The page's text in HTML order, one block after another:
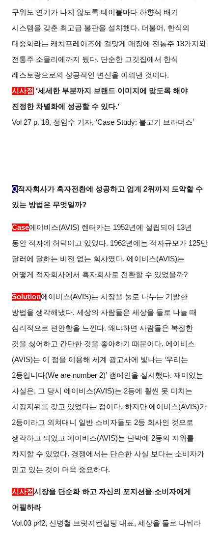
구워도 연기가 나지 않도록 테이블마다 하향식 배기
시스템을 갖춘 최고급 불판을 설치했다. 더불어, 한식의
대중화라는 캐치프레이즈에 걸맞게 매장에 전통주 18가지와
전통주 소믈리에까지 뒀다. 단순한 고깃집에서 한식
레스토랑으로의 성공적인 변신을 이뤄낸 것이다.
시사점 ‘세세한 부분까지 브랜드 이미지에 맞도록 해야
진정한 차별화에 성공할 수 있다.’
Vol 27 p. 18, 정임수 기자, ‘Case Study: 불고기 브라더스’
Q적자회사가 흑자전환에 성공하고 업계 2위까지 도약할 수
있는 방법은 무엇일까?
Case에이비스(AVIS) 렌터카는 1952년에 설립되어 13년
동안 적자에 허덕이고 있었다. 1962년에는 적자규모가 125만
달러에 달하는 비전 없는 회사였다. 에이비스(AVIS)는
어떻게 적자회사에서 흑자회사로 전환할 수 있었을까?
Solution에이비스(AVIS)는 시장을 둘로 나누는 기발한
방법을 생각해냈다. 세상의 사람들은 세상을 둘로 나눌 때
심리적으로 편안함을 느낀다. 왜냐하면 사람들은 복잡한
것을 싫어하고 간단한 것을 좋아하기 때문이다. 에이비스
(AVIS)는 이 점을 이용해 세계 광고사에 빛나는 ‘우리는
2등입니다(We are number 2)’ 캠페인을 실시했다. 재미있는
사실은, 그 당시 에이비스(AVIS)는 2등에 훨씬 못 미치는
시장지위를 갖고 있었다는 점이다. 하지만 에이비스(AVIS)가
2등이라고 외쳐대니 일반 소비자들도 2등 회사인 것으로
생각하고 되었고 에이비스(AVIS)는 단박에 2등의 지위를
차지할 수 있었다. 경쟁에서는 단순한 사실 보다는 소비자가
믿고 있는 것이 더욱 중요하다.
시사점시장을 단순화 하고 자신의 포지션을 소비자에게
어필하라
Vol.03 p42, 신병철 브릿지컨설팅 대표, 세상을 둘로 나눠라